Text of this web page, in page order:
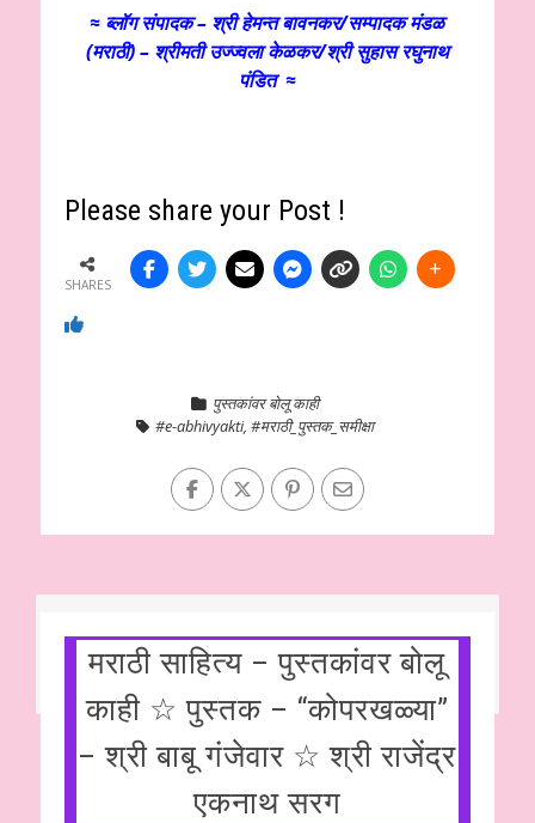
≈ ब्लॉग संपादक – श्री हेमन्त बावनकर/सम्पादक मंडळ
(मराठी) – श्रीमती उज्ज्वला केळकर/श्री सुहास रघुनाथ
पंडित ≈
Please share your Post !
SHARES
पुस्तकांवर बोलू काही
#e-abhivyakti,#मराठी_पुस्तक_समीक्षा
मराठी साहित्य – पुस्तकांवर बोलू
काही ☆ पुस्तक – “कोपरखळ्या”
– श्री बाबू गंजेवार ☆ श्री राजेंद्र
एकनाथ सरग